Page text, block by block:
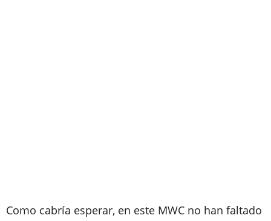
Como cabría esperar, en este MWC no han faltado